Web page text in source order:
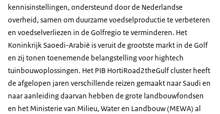
kennisinstellingen, ondersteund door de Nederlandse
overheid, samen om duurzame voedselproductie te verbeteren
en voedselverliezen in de Golfregio te verminderen. Het
Koninkrijk Saoedi-Arabië is veruit de grootste markt in de Golf
en zij tonen toenemende belangstelling voor hightech
tuinbouwoplossingen. Het PIB HortiRoad2theGulf cluster heeft
de afgelopen jaren verschillende reizen gemaakt naar Saudi en
naar aanleiding daarvan hebben de grote landbouwfondsen
en het Ministerie van Milieu, Water en Landbouw (MEWA) al